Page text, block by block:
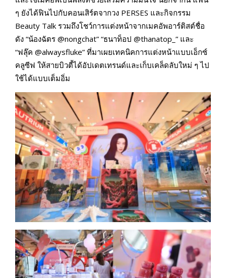
ๆ ยังได้ฟินไปกับคอนเสิร์ตจากวง PERSES และกิจกรรม
Beauty Talk รวมถึงโชว์การแต่งหน้าจากเมคอัพอาร์ติสต์ชื่อ
ดัง “น้องฉัตร @nongchat” “ธนาท็อป @thanatop_” และ
“ฟลุ๊ค @alwaysfluke” ที่มาเผยเทคนิคการแต่งหน้าแบบเอ็กซ์
คลูซีฟ ให้สายบิวตี้ได้อัปเดตเทรนด์และเก็บเคล็ดลับใหม่ ๆ ไป
ใช้ได้แบบเต็มอิ่ม